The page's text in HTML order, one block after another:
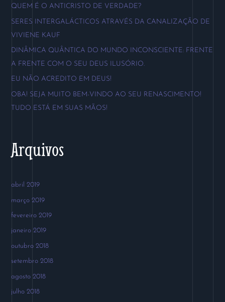
i
s
p
o
r
QUEM É O ANTICRISTO DE VERDADE?
SERES INTERGALÁCTICOS ATRAVÉS DA CANALIZAÇÃO DE
VIVIENE KAUF
DINÂMICA QUÂNTICA DO MUNDO INCONSCIENTE: FRENTE
A FRENTE COM O SEU DEUS ILUSÓRIO.
EU NÃO ACREDITO EM DEUS!
OBA! SEJA MUITO BEM-VINDO AO SEU RENASCIMENTO!
TUDO ESTÁ EM SUAS MÃOS!
Arquivos
abril 2019
março 2019
fevereiro 2019
janeiro 2019
outubro 2018
setembro 2018
agosto 2018
julho 2018